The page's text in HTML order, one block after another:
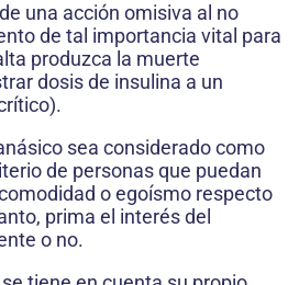
una acción omisiva al no
de tal importancia vital para
produzca la muerte
dosis de insulina a un
sea considerado como
de personas que puedan
o egoísmo respecto
prima el interés del
o no.